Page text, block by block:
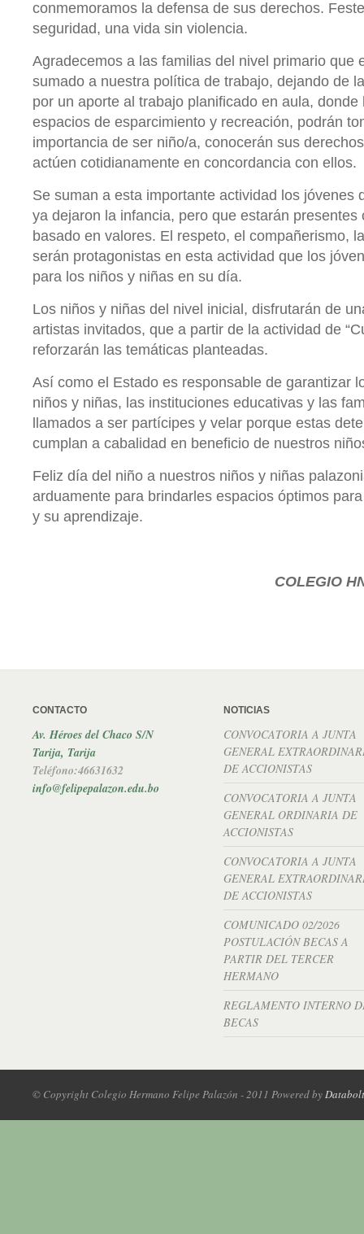
conmemoramos la defensa de sus derechos.
seguridad, una vida sin violencia.
Agradecemos a las familias del nivel primario que
sumado a nuestra política de trabajo, dejando de
por un aporte al trabajo planificado en aula,
espacios de esparcimiento y recreación, podrán
importancia de ser niño/a, conocerán sus
actúen cotidianamente en concordancia con ellos.
Se suman a esta importante actividad los jóvenes
ya dejaron la infancia, pero que estarán presentes
basado en valores. El respeto, el compañerismo,
serán protagonistas en esta actividad que los
para los niños y niñas en su día.
Los niños y niñas del nivel inicial, disfrutarán de
artistas invitados, que a partir de la actividad de
reforzarán las temáticas planteadas.
Así como el Estado es responsable de garantizar
niños y niñas, las instituciones educativas y las
llamados a ser partícipes y velar porque estas
cumplan a cabalidad en beneficio de nuestros
Feliz día del niño a nuestros niños y niñas
arduamente para brindarles espacios óptimos
y su aprendizaje.
COLEGIO
CONTACTO
Av. Héroes del Chaco S/N
Tarija, Tarija
Teléfono:46631632
info@felipepalazon.edu.bo
NOTICIAS
CONVOCATORIA A JUNTA
GENERAL
DE ACCIONISTAS
CONVOCATORIA A JUNTA
GENERAL ORDINARIA DE
ACCIONISTAS
CONVOCATORIA A JUNTA
GENERAL
DE ACCIONISTAS
COMUNICADO 02/2026
POSTULACIÓN BECAS A
PARTIR DEL TERCER
HERMANO
REGLAMENTO INTERNO
BECAS
© Copyright Colegio Hermano Felipe Palazón - 2011 Powered byDatabolt